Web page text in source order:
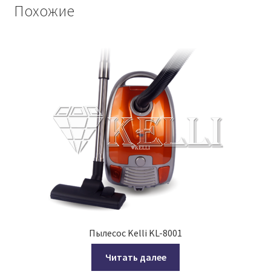
Похожие
Пылесос Kelli KL-8001
Читать далее